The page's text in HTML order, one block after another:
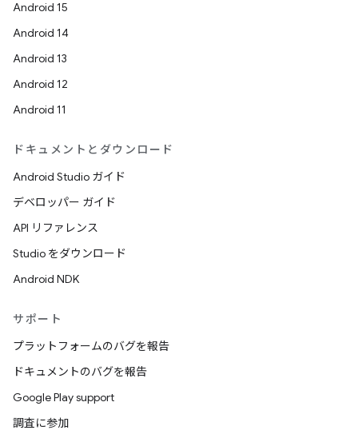
Android 15
Android 14
Android 13
Android 12
Android 11
ドキュメントとダウンロード
Android Studio ガイド
デベロッパー ガイド
API リファレンス
Studio をダウンロード
Android NDK
サポート
プラットフォームのバグを報告
ドキュメントのバグを報告
Google Play support
調査に参加